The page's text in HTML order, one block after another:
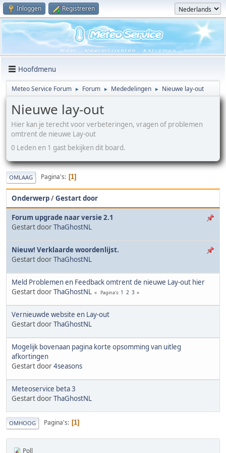
Inloggen Registreren
Hoofdmenu
Meteo Service Forum ► Forum ► Mededelingen ► Nieuwe lay-out
Nieuwe lay-out
Hier kan je terecht voor verbeteringen, vragen of problemen
omtrent de nieuwe Lay-out
0 Leden en 1 gast bekijken dit board.
OMLAAG Pagina's 1
Onderwerp/Gestart door
Forum upgrade naar versie 2.1
Gestart doorThaGhostNL
Nieuw! Verklaarde woordenlijst.
Gestart doorThaGhostNL
Meld Problemen en Feedback omtrent de nieuwe Lay-out hier
Gestart doorThaGhostNL Pagina's 1 2 3
Vernieuwde website en Lay-out
Gestart doorThaGhostNL
Mogelijk bovenaan pagina korte opsomming van uitleg
afkortingen
Gestart door4seasons
Meteoservice beta 3
Gestart doorThaGhostNL
OMHOOG Pagina's 1
Poll